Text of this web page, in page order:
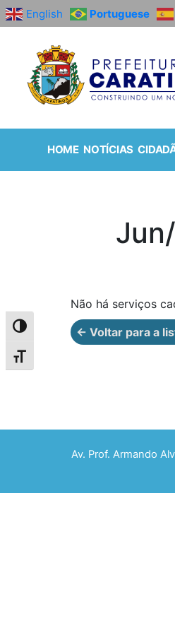
Alternar alto contraste
Alternar tamanho da fonte
English Portuguese
HOME NOTÍCIAS
Não há serviços
← Voltar para a
Av. Prof. Armando